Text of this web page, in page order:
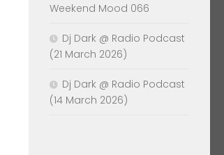
Weekend Mood 066
Dj Dark @ Radio Podcast
(21 March 2026)
Dj Dark @ Radio Podcast
(14 March 2026)